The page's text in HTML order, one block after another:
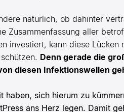
natürlich, ob dahinter
Zusammenfassung aller
investiert, kann diese Lücken
Denn gerade die
diesen Infektionswellen
haben, sich hierum zu
ans Herz legen. Damit